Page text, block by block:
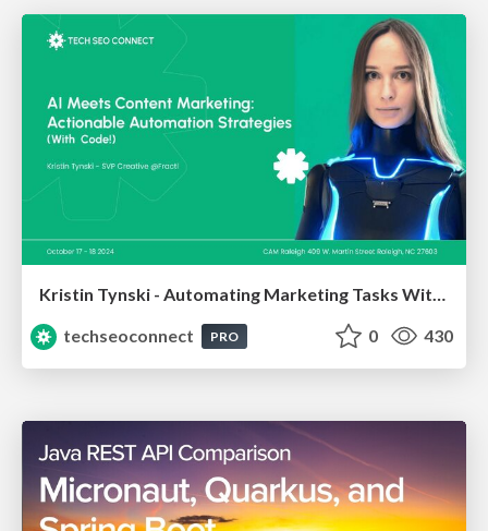
techseoconnect
PRO 0 430